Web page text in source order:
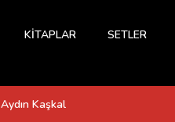
KİTAPLAR SETLER
Aydın Kaşkal